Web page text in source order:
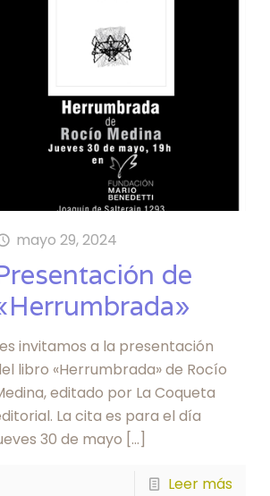
mayo 29, 2024
de
invitamos a la presentación
libro «Herrumbrada» de Rocío
editado por La Coqueta
La cita es para el día
30 de mayo […]
Leer más